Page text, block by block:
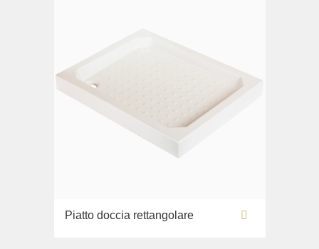
Piatto doccia rettangolare